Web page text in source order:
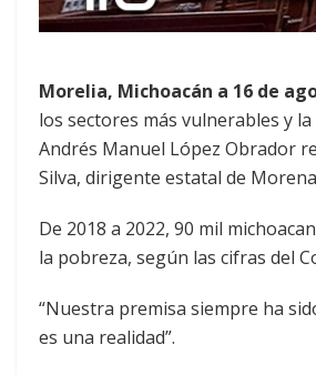
Morelia, Michoacán a 16 de
los sectores más vulnerables y
Andrés Manuel López Obrador
Silva, dirigente estatal de
De 2018 a 2022, 90 mil
la pobreza, según las cifras del
“Nuestra premisa siempre ha
es una realidad”.